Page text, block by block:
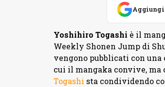
Aggiungi
Yoshihiro Togashi è il
Weekly Shonen Jump di
vengono pubblicati con una
cui il mangaka convive, ma
Togashi sta condividendo